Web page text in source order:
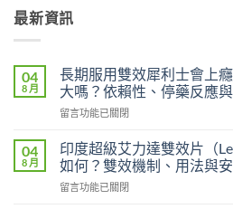
最新資訊
04
8 月
長期服用雙效犀利士會上
大嗎？依賴性、停藥反應
在
期
服
用
雙
留言功能已關閉
04
8 月
印度超級艾力達雙效片（
如何？雙效機制、用法與
在
留言功能已關閉